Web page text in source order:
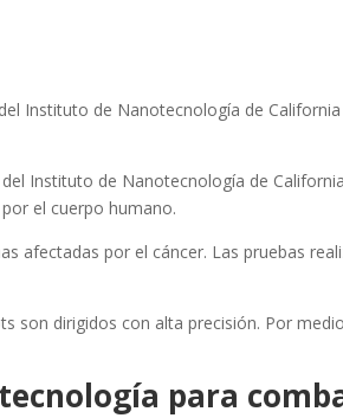
Instituto de Nanotecnología de
Instituto de Nanotecnología de
el cuerpo humano.
afectadas por el cáncer. Las pruebas
son dirigidos con alta precisión. Por
para